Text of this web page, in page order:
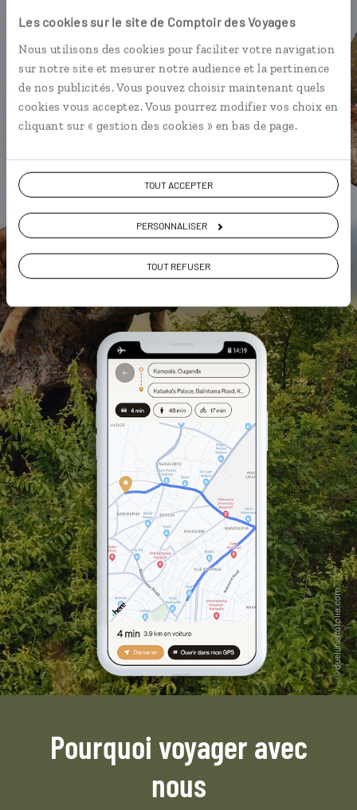
Les cookies sur le site de Comptoir des Voyages
Nous utilisons des cookies pour faciliter votre navigation
sur notre site et mesurer notre audience et la pertinence
de nos publicités. Vous pouvez choisir maintenant quels
cookies vous acceptez. Vous pourrez modifier vos choix en
cliquant sur « gestion des cookies » en bas de page.
TOUT ACCEPTER
PERSONNALISER
TOUT REFUSER
l'appli qui vous guide en
L’itinéraire vers votre lodge en 1
clic
La playlist de votre voyage
géolocalisés
L'album souvenirs à composer
vous-même
DÉCOUVRIR LUCIOLE
Pourquoi voyager avec
nous